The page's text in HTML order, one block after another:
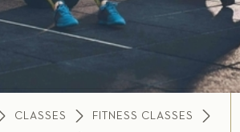
CLASSES
FITNESS CLASSES